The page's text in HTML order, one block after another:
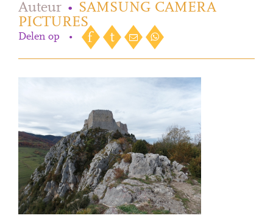
Auteur • SAMSUNG CAMERA
PICTURES
Delen op •